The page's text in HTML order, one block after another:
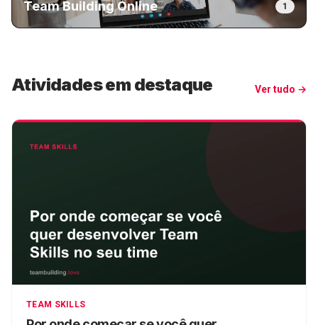
Team Building Online 1
Atividades em destaque Ver tudo →
TEAM SKILLS